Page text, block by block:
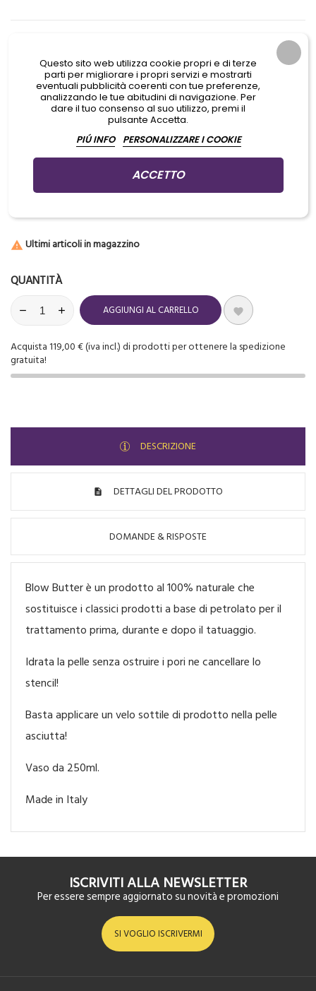
Sostituisce i classici prodotti a base di petrolato
Prima, durante e dopo il tatuaggio
Aggiungi prodotti al carrello per GUADAGNARE PUNTI che potrai
 Ultimi articoli in magazzino
QUANTITÀ
AGGIUNGI AL CARRELLO 
Acquista 119,00 € (iva incl.) di prodotti per ottenere la spedizione
gratuita!
DESCRIZIONE
DETTAGLI DEL PRODOTTO
DOMANDE & RISPOSTE
Blow Butter è un prodotto al 100% naturale che
sostituisce i classici prodotti a base di petrolato per il
trattamento prima, durante e dopo il tatuaggio.
Idrata la pelle senza ostruire i pori ne cancellare lo
stencil!
Basta applicare un velo sottile di prodotto nella pelle
asciutta!
Vaso da 250ml.
Made in Italy
ISCRIVITI ALLA NEWSLETTER
Per essere sempre aggiornato su novità e promozioni
SI VOGLIO ISCRIVERMI
Questo sito web utilizza cookie propri e di terze
parti per migliorare i propri servizi e mostrarti
eventuali pubblicità coerenti con tue preferenze,
analizzando le tue abitudini di navigazione. Per
dare il tuo consenso al suo utilizzo, premi il
pulsante Accetta.
PIÚ INFO
PERSONALIZZARE I COOKIE
ACCETTO